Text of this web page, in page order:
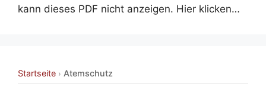
kann dieses PDF nicht anzeigen. Hier klicken…
Startseite › Atemschutz